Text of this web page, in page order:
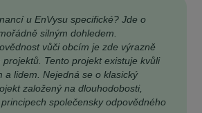
u EnVysu specifické? Jde o
silným dohledem.
vůči obcím je zde výrazně
projektů. Tento projekt existuje kvůli
a lidem. Nejedná se o klasický
založený na dlouhodobosti,
společensky odpovědného